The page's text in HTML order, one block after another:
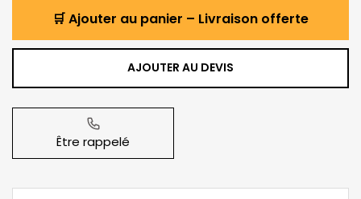
🛒 Ajouter au panier – Livraison offerte
AJOUTER AU DEVIS
Être rappelé